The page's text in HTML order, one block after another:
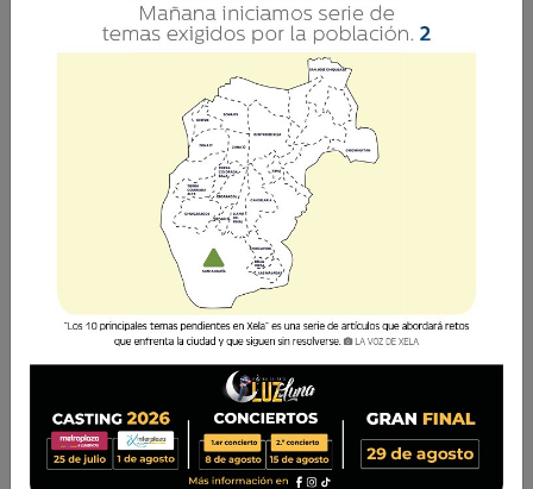
Busca una edición específica:
Filtrar